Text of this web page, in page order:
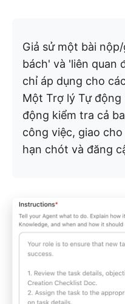
Giả sử một bài
bách' và 'liên quan
chỉ áp dụng cho
Một Trợ lý Tự động
động kiểm tra cả
công việc, giao
hạn chót và đăng